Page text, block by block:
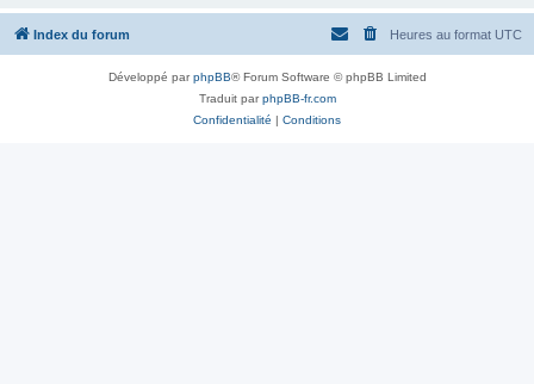
Index du forum Heures au format UTC
Développé parphpBB® Forum Software © phpBB Limited
Traduit parphpBB-fr.com
Confidentialité | Conditions